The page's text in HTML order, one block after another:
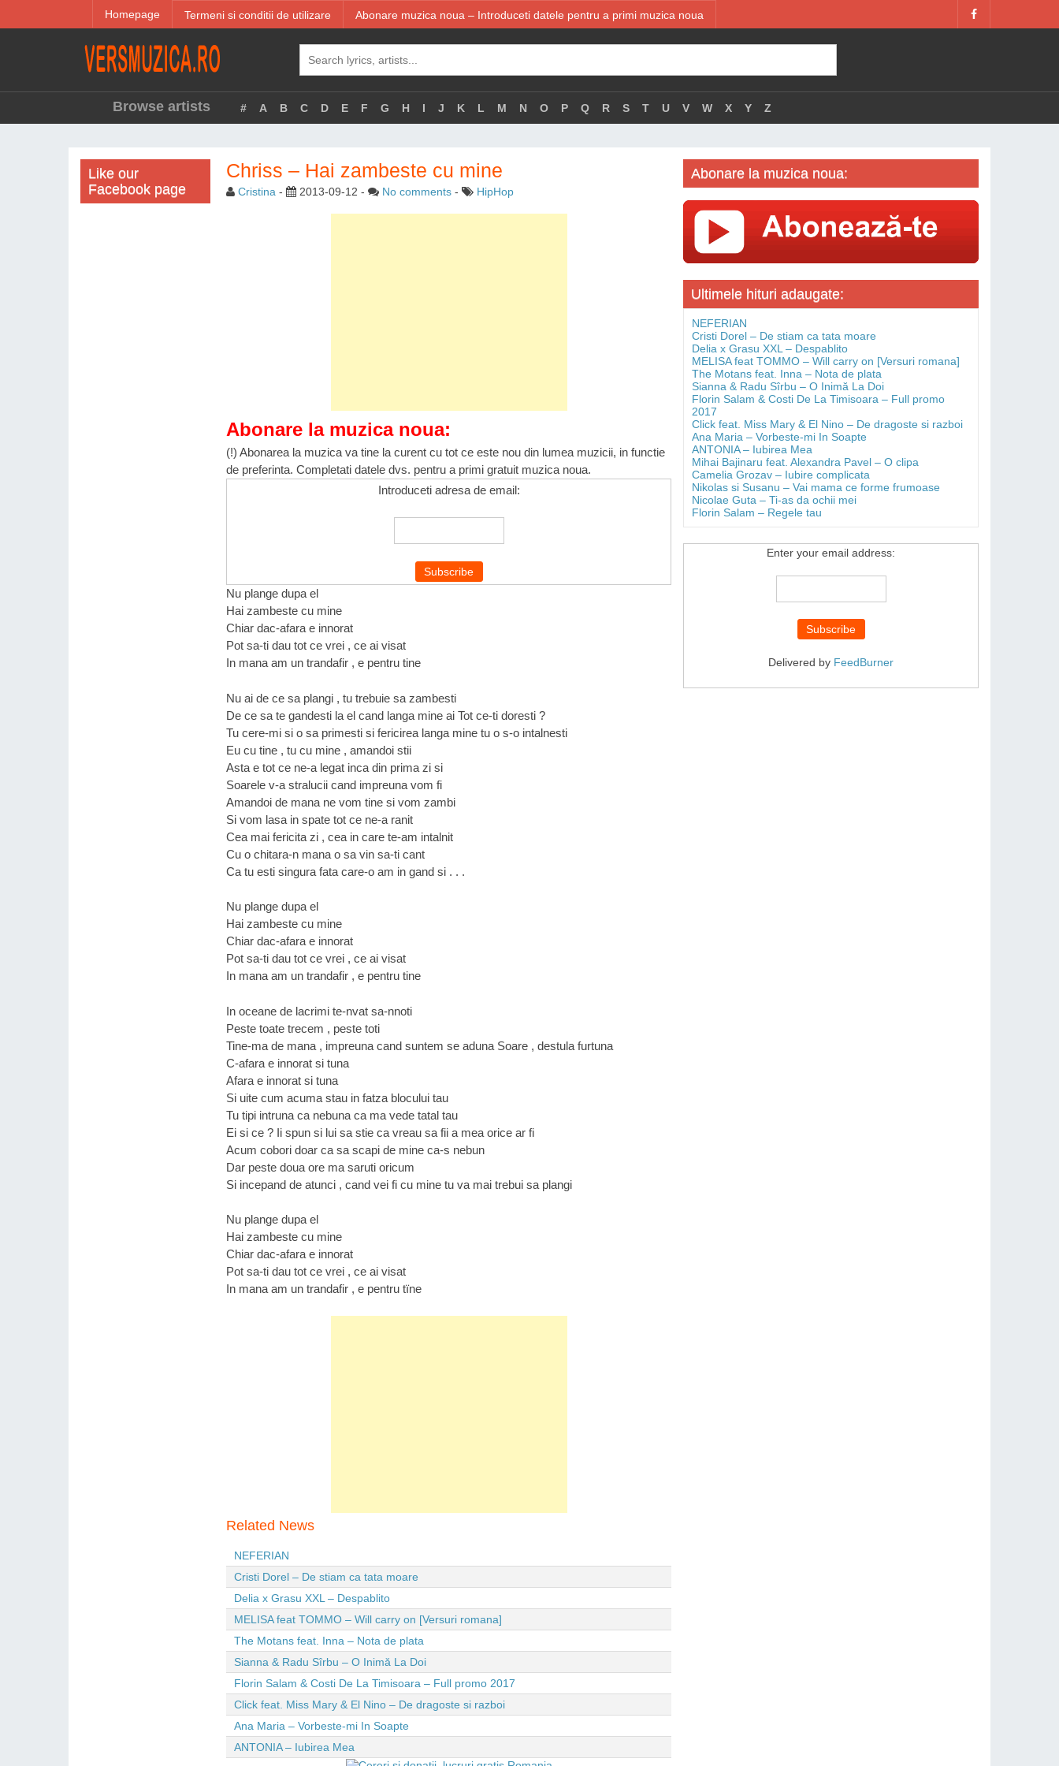
Homepage Termeni si conditii de utilizare Abonare muzica noua – Introduceti datele pentru a primi muzica noua
Browse artists # A B C D E F G H I J K L M N O P Q R S T U V W X Y Z
Like our
Facebook page
Chriss – Hai zambeste cu mine
Cristina - 2013-09-12 - No comments - HipHop
Abonare la muzica noua:
(!) Abonarea la muzica va tine la curent cu tot ce este nou din lumea muzicii, in functie
de preferinta. Completati datele dvs. pentru a primi gratuit muzica noua.
Introduceti adresa de email:
Nu plange dupa el
Hai zambeste cu mine
Chiar dac-afara e innorat
Pot sa-ti dau tot ce vrei , ce ai visat
In mana am un trandafir , e pentru tine
Nu ai de ce sa plangi , tu trebuie sa zambesti
De ce sa te gandesti la el cand langa mine ai Tot ce-ti doresti ?
Tu cere-mi si o sa primesti si fericirea langa mine tu o s-o intalnesti
Eu cu tine , tu cu mine , amandoi stii
Asta e tot ce ne-a legat inca din prima zi si
Soarele v-a stralucii cand impreuna vom fi
Amandoi de mana ne vom tine si vom zambi
Si vom lasa in spate tot ce ne-a ranit
Cea mai fericita zi , cea in care te-am intalnit
Cu o chitara-n mana o sa vin sa-ti cant
Ca tu esti singura fata care-o am in gand si . . .
Nu plange dupa el
Hai zambeste cu mine
Chiar dac-afara e innorat
Pot sa-ti dau tot ce vrei , ce ai visat
In mana am un trandafir , e pentru tine
In oceane de lacrimi te-nvat sa-nnoti
Peste toate trecem , peste toti
Tine-ma de mana , impreuna cand suntem se aduna Soare , destula furtuna
C-afara e innorat si tuna
Afara e innorat si tuna
Si uite cum acuma stau in fatza blocului tau
Tu tipi intruna ca nebuna ca ma vede tatal tau
Ei si ce ? Ii spun si lui sa stie ca vreau sa fii a mea orice ar fi
Acum cobori doar ca sa scapi de mine ca-s nebun
Dar peste doua ore ma saruti oricum
Si incepand de atunci , cand vei fi cu mine tu va mai trebui sa plangi
Nu plange dupa el
Hai zambeste cu mine
Chiar dac-afara e innorat
Pot sa-ti dau tot ce vrei , ce ai visat
In mana am un trandafir , e pentru tïne
Related News
NEFERIAN
Cristi Dorel – De stiam ca tata moare
Delia x Grasu XXL – Despablito
MELISA feat TOMMO – Will carry on [Versuri romana]
The Motans feat. Inna – Nota de plata
Sianna & Radu Sîrbu – O Inimă La Doi
Florin Salam & Costi De La Timisoara – Full promo 2017
Click feat. Miss Mary & El Nino – De dragoste si razboi
Ana Maria – Vorbeste-mi In Soapte
ANTONIA – Iubirea Mea
Abonare la muzica noua:
Ultimele hituri adaugate:
NEFERIAN
Cristi Dorel – De stiam ca tata moare
Delia x Grasu XXL – Despablito
MELISA feat TOMMO – Will carry on [Versuri romana]
The Motans feat. Inna – Nota de plata
Sianna & Radu Sîrbu – O Inimă La Doi
Florin Salam & Costi De La Timisoara – Full promo
2017
Click feat. Miss Mary & El Nino – De dragoste si razboi
Ana Maria – Vorbeste-mi In Soapte
ANTONIA – Iubirea Mea
Mihai Bajinaru feat. Alexandra Pavel – O clipa
Camelia Grozav – Iubire complicata
Nikolas si Susanu – Vai mama ce forme frumoase
Nicolae Guta – Ti-as da ochii mei
Florin Salam – Regele tau
Enter your email address:
Delivered by FeedBurner